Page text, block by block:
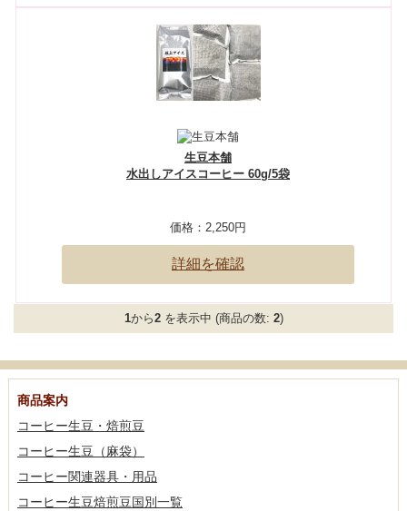
生豆本舗
水出しアイスコーヒー 60g/5袋
価格： 2,250円
詳細を確認
1から2を表示中 (商品の数: 2)
商品案内
コーヒー生豆・焙煎豆
コーヒー生豆（麻袋）
コーヒー関連器具・用品
コーヒー生豆焙煎豆国別一覧